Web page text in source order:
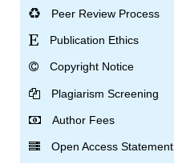
Peer Review Process
Publication Ethics
Copyright Notice
Plagiarism Screening
Author Fees
Open Access Statement